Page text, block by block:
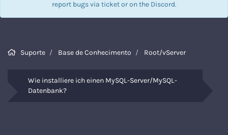
report bugs via ticketor on the Discord.
Suporte Base de Conhecimento Root/vServer
Wie installiere ich einen MySQL-Server/MySQL-
Datenbank?